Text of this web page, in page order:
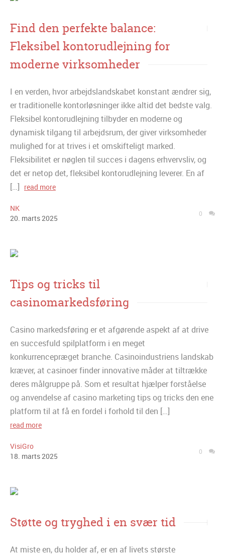
Find den perfekte balance:
Fleksibel kontorudlejning for
moderne virksomheder
I en verden, hvor arbejdslandskabet konstant ændrer sig,
er traditionelle kontorløsninger ikke altid det bedste valg.
Fleksibel kontorudlejning tilbyder en moderne og
dynamisk tilgang til arbejdsrum, der giver virksomheder
mulighed for at trives i et omskifteligt marked.
Fleksibilitet er nøglen til succes i dagens erhvervsliv, og
det er netop det, fleksibel kontorudlejning leverer. En af
[…] read more
NK
20. marts2025 0
Tips og tricks til
casinomarkedsføring
Casino markedsføring er et afgørende aspekt af at drive
en succesfuld spilplatform i en meget
konkurrencepræget branche. Casinoindustriens landskab
kræver, at casinoer finder innovative måder at tiltrække
deres målgruppe på. Som et resultat hjælper forståelse
og anvendelse af casino marketing tips og tricks den ene
platform til at få en fordel i forhold til den […]
read more
VisiGro
18. marts2025 0
Støtte og tryghed i en svær tid
At miste en, du holder af, er en af livets største